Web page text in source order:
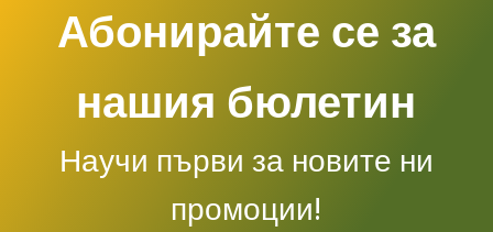
Абонирайте се за
нашия бюлетин
Научи първи за новите ни
промоции!